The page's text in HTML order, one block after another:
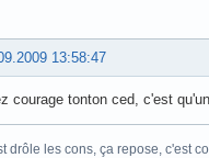
13:58:47
courage tonton ced, c'est
drôle les cons, ça repose, c'est